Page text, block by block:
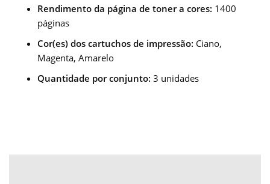
Rendimento da página de toner a cores: 1400
páginas
Cor(es) dos cartuchos de impressão: Ciano,
Magenta, Amarelo
Quantidade por conjunto: 3 unidades